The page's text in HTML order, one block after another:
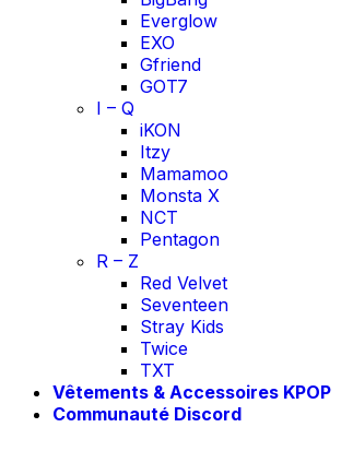
Everglow
EXO
Gfriend
GOT7
I – Q
iKON
Itzy
Mamamoo
Monsta X
NCT
Pentagon
R – Z
Red Velvet
Seventeen
Stray Kids
Twice
TXT
Vêtements & Accessoires KPOP
Communauté Discord